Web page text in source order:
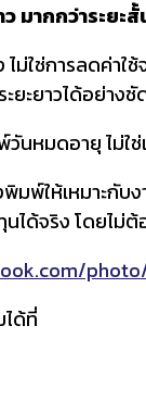
มากกว่าระยะสั้
ม่ใช่การลดค่าใ
ยะยาวได้อย่างชั
หมดอายุ ไม่ใช่
มพ์ให้เหมาะกั
ได้จริง โดยไม่ต้
ด้ที่